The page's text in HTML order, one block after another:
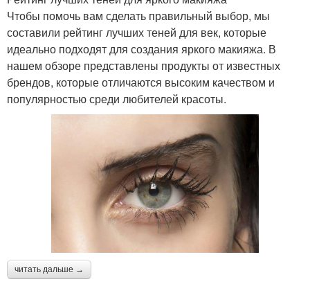
Чтобы помочь вам сделать правильный выбор, мы
составили рейтинг лучших теней для век, которые
идеально подходят для создания яркого макияжа. В
нашем обзоре представлены продукты от известных
брендов, которые отличаются высоким качеством и
популярностью среди любителей красоты.
читать дальше →